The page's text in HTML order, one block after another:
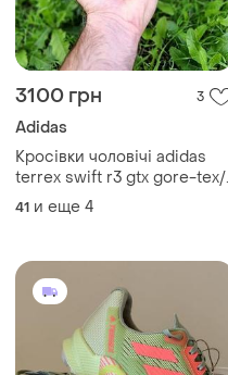
3100 грн 3
Adidas
Кросівки чоловічі adidas
terrex swift r3 gtx gore-tex/
кроссовки мужские адидас
террекс
41 и еще 4